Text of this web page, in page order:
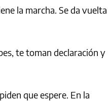
la marcha. Se da vuelta
te toman declaración y
que espere. En la